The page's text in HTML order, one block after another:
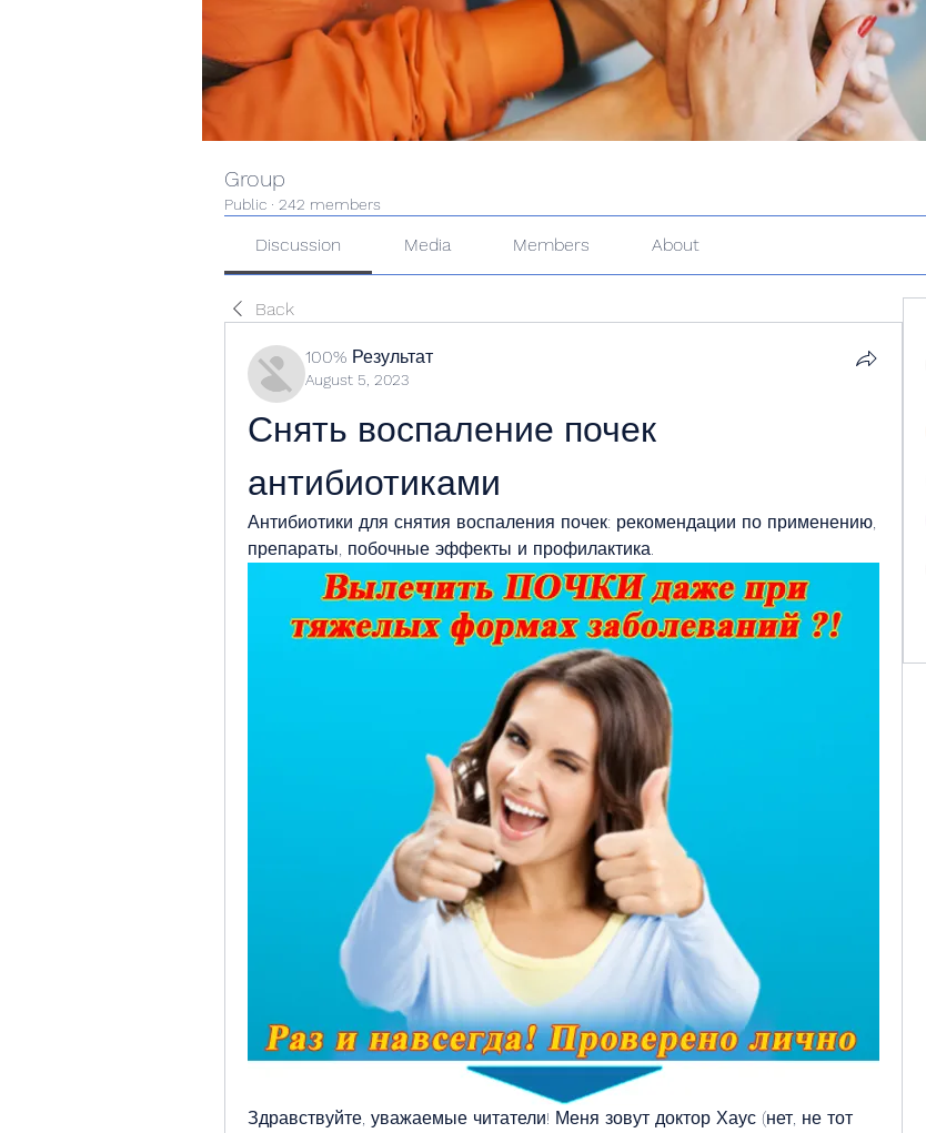
Group
Public · 242 members
Discussion Media Members About
Back
100% Результат
August 5, 2023
Снять воспаление почек
антибиотиками
Антибиотики для снятия воспаления почек: рекомендации по применению,
препараты, побочные эффекты и профилактика.
Здравствуйте, уважаемые читатели! Меня зовут доктор Хаус (нет, не тот